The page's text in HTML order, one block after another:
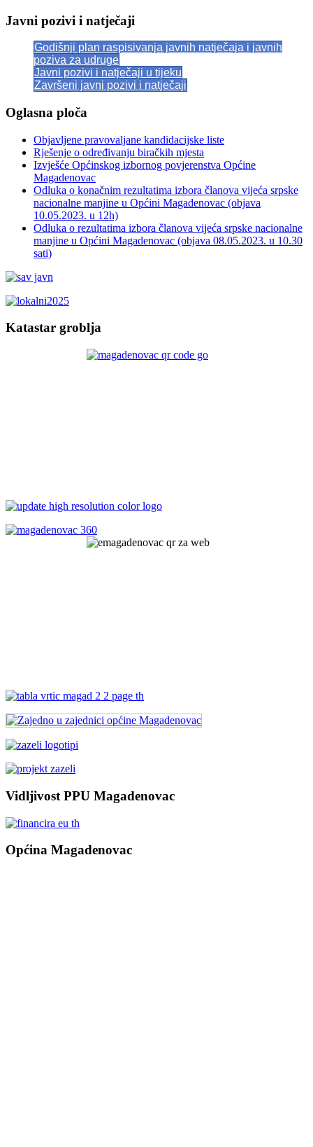
Javni pozivi i natječaji
Godišnji plan raspisivanja javnih natječaja i javnih
poziva za udruge
Javni pozivi i natječaji u tijeku
Završeni javni pozivi i natječaji
Oglasna ploča
Objavljene pravovaljane kandidacijske liste
Rješenje o određivanju biračkih mjesta
Izvješće Općinskog izbornog povjerenstva Općine
Magadenovac
Odluka o konačnim rezultatima izbora članova vijeća srpske
nacionalne manjine u Općini Magadenovac (objava
10.05.2023. u 12h)
Odluka o rezultatima izbora članova vijeća srpske nacionalne
manjine u Općini Magadenovac (objava 08.05.2023. u 10.30
sati)
Katastar groblja
Vidljivost PPU Magadenovac
Općina Magadenovac